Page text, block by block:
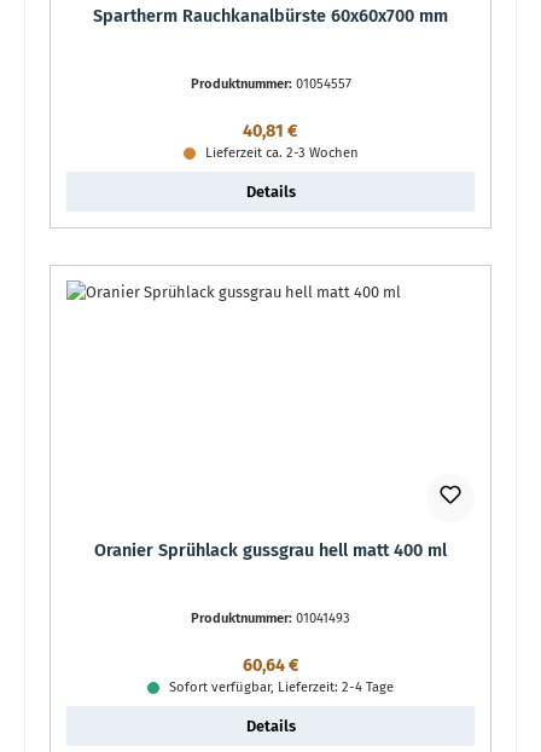
Spartherm Rauchkanalbürste 60x60x700 mm
Produktnummer: 01054557
Regulärer Preis:
40,81 €
Lieferzeit ca. 2-3 Wochen
Details
Oranier Sprühlack gussgrau hell matt 400 ml
Produktnummer: 01041493
Regulärer Preis:
60,64 €
Sofort verfügbar, Lieferzeit: 2-4 Tage
Details